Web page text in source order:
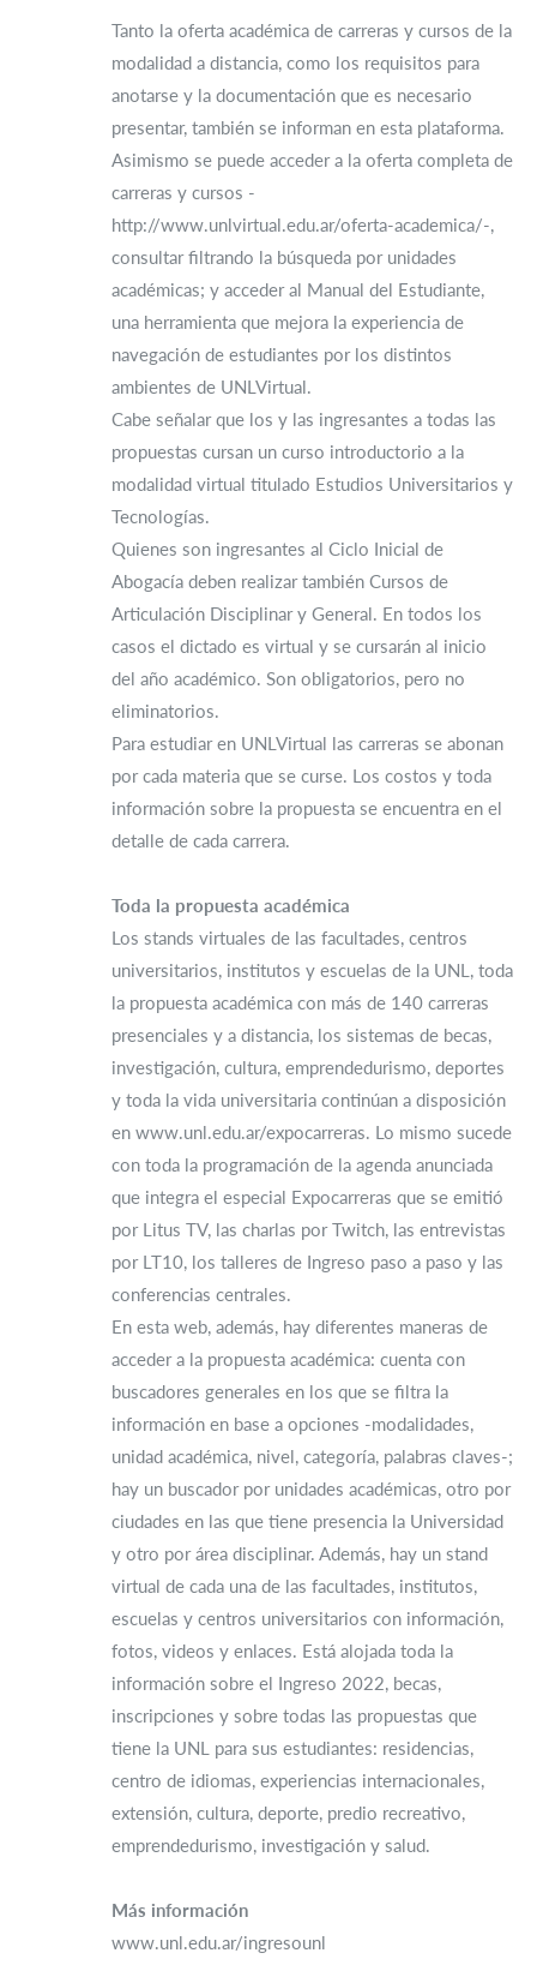
Tanto la oferta académica de carreras y cursos de la
modalidad a distancia, como los requisitos para
anotarse y la documentación que es necesario
presentar, también se informan en esta plataforma.
Asimismo se puede acceder a la oferta completa de
carreras y cursos -
http://www.unlvirtual.edu.ar/oferta-academica/-,
consultar filtrando la búsqueda por unidades
académicas; y acceder al Manual del Estudiante,
una herramienta que mejora la experiencia de
navegación de estudiantes por los distintos
ambientes de UNLVirtual.
Cabe señalar que los y las ingresantes a todas las
propuestas cursan un curso introductorio a la
modalidad virtual titulado Estudios Universitarios y
Tecnologías.
Quienes son ingresantes al Ciclo Inicial de
Abogacía deben realizar también Cursos de
Articulación Disciplinar y General. En todos los
casos el dictado es virtual y se cursarán al inicio
del año académico. Son obligatorios, pero no
eliminatorios.
Para estudiar en UNLVirtual las carreras se abonan
por cada materia que se curse. Los costos y toda
información sobre la propuesta se encuentra en el
detalle de cada carrera.
Toda la propuesta académica
Los stands virtuales de las facultades, centros
universitarios, institutos y escuelas de la UNL, toda
la propuesta académica con más de 140 carreras
presenciales y a distancia, los sistemas de becas,
investigación, cultura, emprendedurismo, deportes
y toda la vida universitaria continúan a disposición
en www.unl.edu.ar/expocarreras. Lo mismo sucede
con toda la programación de la agenda anunciada
que integra el especial Expocarreras que se emitió
por Litus TV, las charlas por Twitch, las entrevistas
por LT10, los talleres de Ingreso paso a paso y las
conferencias centrales.
En esta web, además, hay diferentes maneras de
acceder a la propuesta académica: cuenta con
buscadores generales en los que se filtra la
información en base a opciones -modalidades,
unidad académica, nivel, categoría, palabras claves-;
hay un buscador por unidades académicas, otro por
ciudades en las que tiene presencia la Universidad
y otro por área disciplinar. Además, hay un stand
virtual de cada una de las facultades, institutos,
escuelas y centros universitarios con información,
fotos, videos y enlaces. Está alojada toda la
información sobre el Ingreso 2022, becas,
inscripciones y sobre todas las propuestas que
tiene la UNL para sus estudiantes: residencias,
centro de idiomas, experiencias internacionales,
extensión, cultura, deporte, predio recreativo,
emprendedurismo, investigación y salud.
Más información
www.unl.edu.ar/ingresounl